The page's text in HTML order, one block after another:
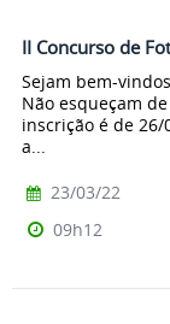
II Concurso de
Sejam bem-
Não esqueçam
inscrição é de
a...
23/03/22
09h12